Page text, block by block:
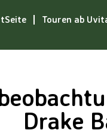
Touren ab
Drake